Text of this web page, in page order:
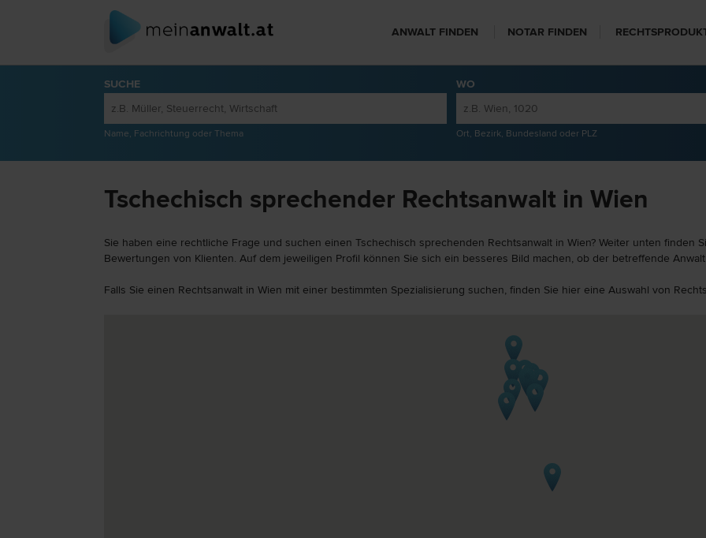
ANWALT FINDEN NOTAR FINDEN
SUCHE
Name, Fachrichtung oder Thema
WO
Ort, Bezirk, Bundesland oder PLZ
Tschechisch sprechender Rechtsanwalt in Wien
Sie haben eine rechtliche Frage und suchen einen Tschechisch sprechenden Rechtsanwalt in Wien? Weiter unten finden
Bewertungen von Klienten. Auf dem jeweiligen Profil können Sie sich ein besseres Bild machen, ob der betreffende
Falls Sie einen Rechtsanwalt in Wien mit einer bestimmten Spezialisierung suchen, finden Sie hier eine Auswahl von